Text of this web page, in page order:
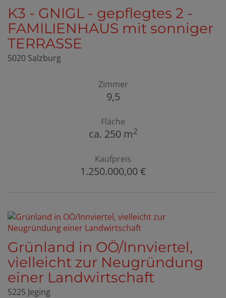
K3 - GNIGL - gepflegtes 2 -
FAMILIENHAUS mit sonniger
TERRASSE
5020 Salzburg
Zimmer
9,5
Fläche
ca. 250 m2
Kaufpreis
1.250.000,00 €
Grünland in OÖ/Innviertel,
vielleicht zur Neugründung
einer Landwirtschaft
5225 Jeging